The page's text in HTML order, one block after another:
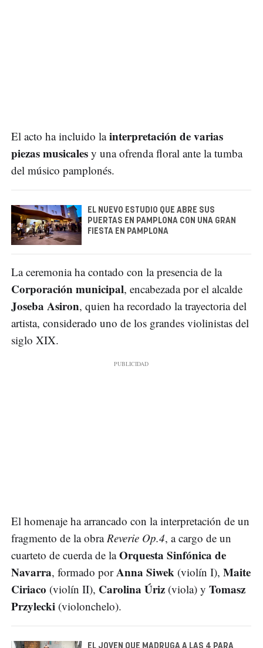
El acto ha incluido lainterpretación de varias
piezas musicales y una ofrenda floral ante la tumba
del músico pamplonés.
EL NUEVO ESTUDIO QUE ABRE SUS
PUERTAS EN PAMPLONA CON UNA GRAN
FIESTA EN PAMPLONA
La ceremonia ha contado con la presencia de la
Corporación municipal, encabezada por el alcalde
Joseba Asiron, quien ha recordado la trayectoria del
artista, considerado uno de los grandes violinistas del
siglo XIX.
El homenaje ha arrancado con la interpretación de un
fragmento de la obra Reverie Op.4, a cargo de un
cuarteto de cuerda de laOrquesta Sinfónica de
Navarra, formado porAnna Siwek (violín I), Maite
Ciriaco (violín II), Carolina Úriz (viola) y Tomasz
Przylecki (violonchelo).
EL JOVEN QUE MADRUGA A LAS 4 PARA